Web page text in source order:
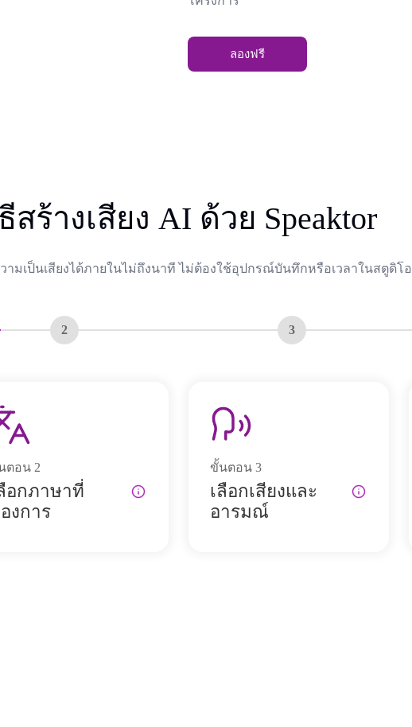
ลองฟรี
สร้างเสียง AI ด้วย Speaktor
ามเป็นเสียงได้ภายในไม่ถึงนาที ไม่ต้องใช้อุปกรณ์บันทึกหรือเวลาในสตูดิโอ
2 3
ตอน 2
อกภาษาที่
งการ
ขั้นตอน 3
เลือกเสียงและ
อารมณ์